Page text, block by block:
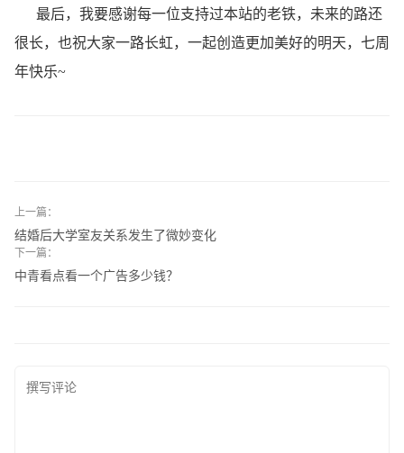
最后，我要感谢每一位支持过本站的老铁，未来的路还
很长，也祝大家一路长虹，一起创造更加美好的明天，七周
年快乐~
上一篇：
结婚后大学室友关系发生了微妙变化
下一篇：
中青看点看一个广告多少钱？